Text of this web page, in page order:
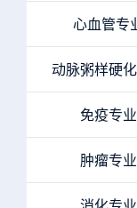
心血管专
动脉粥样硬
免疫专
肿瘤专